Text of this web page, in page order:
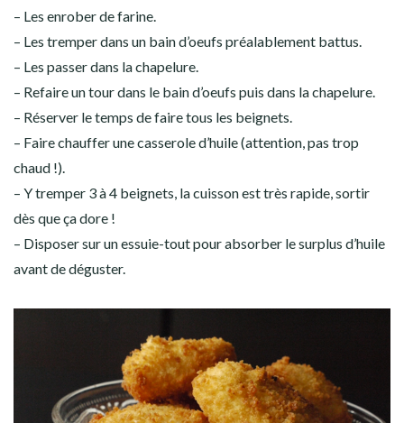
– Les enrober de farine.
– Les tremper dans un bain d’oeufs préalablement battus.
– Les passer dans la chapelure.
– Refaire un tour dans le bain d’oeufs puis dans la chapelure.
– Réserver le temps de faire tous les beignets.
– Faire chauffer une casserole d’huile (attention, pas trop
chaud !).
– Y tremper 3 à 4 beignets, la cuisson est très rapide, sortir
dès que ça dore !
– Disposer sur un essuie-tout pour absorber le surplus d’huile
avant de déguster.